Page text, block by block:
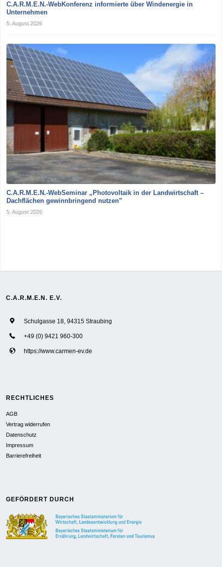
C.A.R.M.E.N.-WebKonferenz informierte über Windenergie in
Unternehmen
5. August 2026
C.A.R.M.E.N.-WebSeminar „Photovoltaik in der Landwirtschaft –
Dachflächen gewinnbringend nutzen”
5. August 2026
C.A.R.M.E.N. E.V.
Schulgasse 18, 94315 Straubing
+49 (0) 9421 960-300
https://www.carmen-ev.de
RECHTLICHES
AGB
Vertrag widerrufen
Datenschutz
Impressum
Barrierefreiheit
GEFÖRDERT DURCH